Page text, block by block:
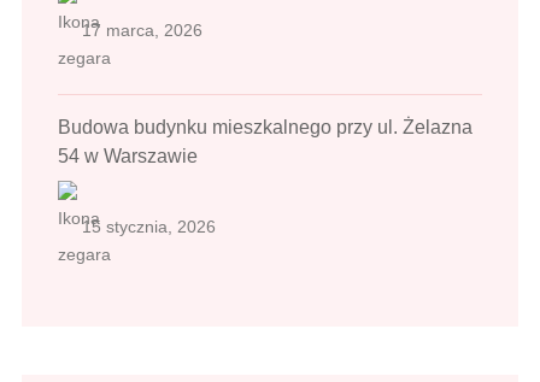
17 marca, 2026
Budowa budynku mieszkalnego przy ul. Żelazna
54 w Warszawie
15 stycznia, 2026